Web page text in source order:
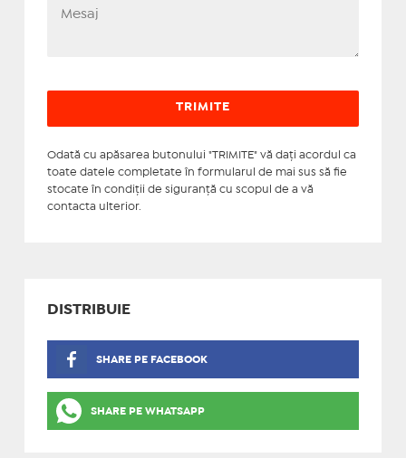
Odată cu apăsarea butonului "TRIMITE" vă daţi acordul ca
toate datele completate în formularul de mai sus să fie
stocate în condiţii de siguranţă cu scopul de a vă
contacta ulterior.
DISTRIBUIE
SHARE PE FACEBOOK
SHARE PE WHATSAPP